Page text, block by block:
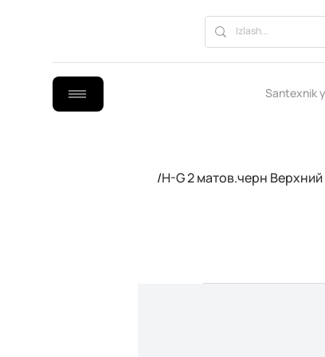
Santexnik
/H-G 2 матов.черн